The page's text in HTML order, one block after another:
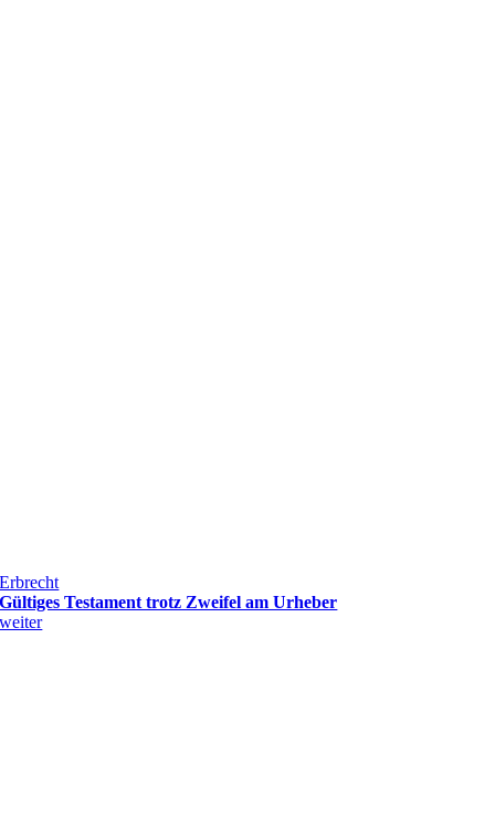
Erbrecht
Gültiges Testament trotz Zweifel am Urheber
weiter